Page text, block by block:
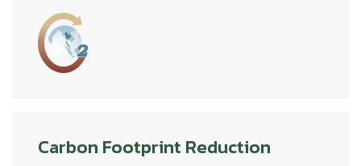
Carbon Footprint Reduction